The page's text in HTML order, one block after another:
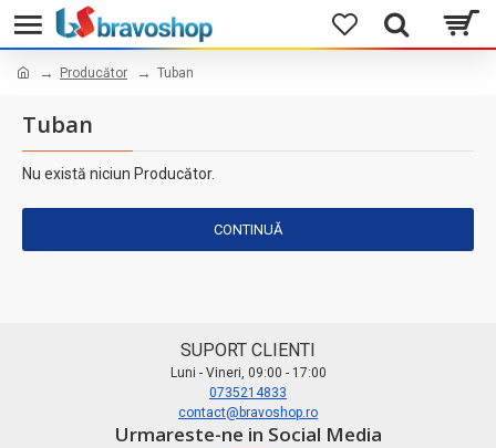
Producător Tuban
Tuban
Nu există niciun Producător.
CONTINUĂ
SUPORT CLIENTI
Luni - Vineri, 09:00 - 17:00
0735214833
contact@bravoshop.ro
Urmareste-ne in Social Media